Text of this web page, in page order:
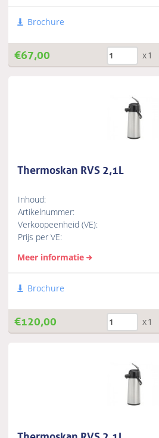
Brochure
€67,00 x1
Thermoskan RVS 2,1L
Inhoud:
Artikelnummer:
Verkoopeenheid (VE):
Prijs per VE:
Meer informatie
Brochure
€120,00 x1